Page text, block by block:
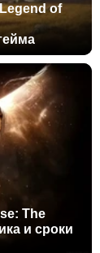
of
The
и сроки